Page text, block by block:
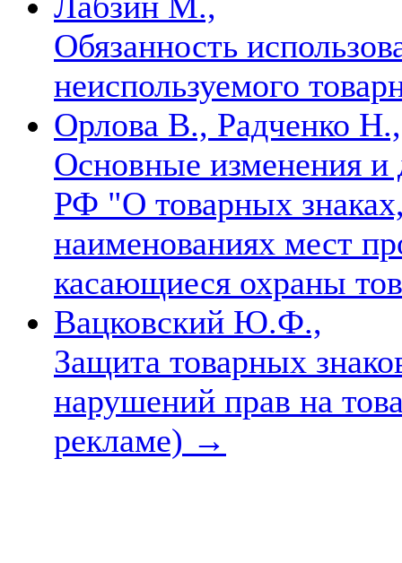
Обязанность
неиспользуемого
Орлова В., Радченко Н.,
Основные изменения и
РФ "О товарных
наименованиях мест
касающиеся охраны
Вацковский Ю.Ф.,
Защита товарных
нарушений прав на
рекламе) →